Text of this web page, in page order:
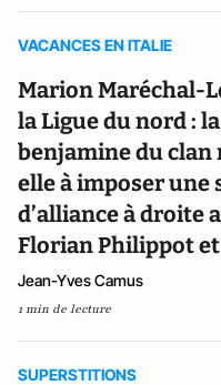
VACANCES EN ITALIE
Marion Maréchal-
la Ligue du nord : la
benjamine du
elle à imposer une
d’alliance à droite
Florian Philippot et
Jean-Yves Camus
1 min de lecture
SUPERSTITIONS